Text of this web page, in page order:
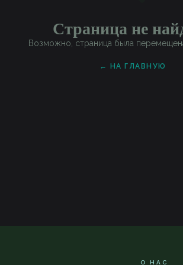
Страница не
Возможно, страница была
← НА ГЛАВНУЮ
О НАС